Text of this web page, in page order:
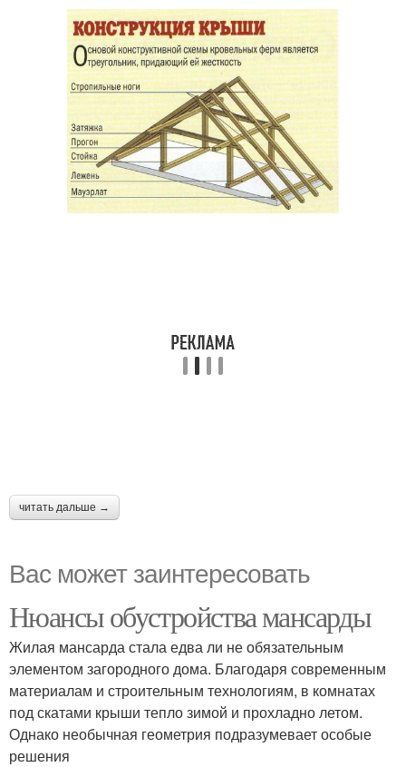
читать дальше →
Вас может заинтересовать
Нюансы обустройства мансарды
Жилая мансарда стала едва ли не обязательным
элементом загородного дома. Благодаря современным
материалам и строительным технологиям, в комнатах
под скатами крыши тепло зимой и прохладно летом.
Однако необычная геометрия подразумевает особые
решения